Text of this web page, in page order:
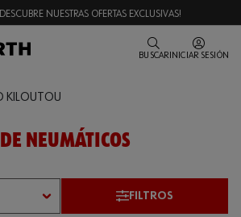
DESCUBRE NUESTRAS OFERTAS EXCLUSIVAS!
BUSCAR INICIAR SESIÓN
KILOUTOU
NEUMÁTICOS
FILTROS